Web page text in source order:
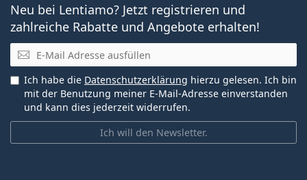
Neu bei Lentiamo? Jetzt registrieren und
zahlreiche Rabatte und Angebote erhalten!
E-Mail
Ich will den Newsletter.
Ich habe die Datenschutzerklärung hierzu gelesen. Ich bin
mit der Benutzung meiner E-Mail-Adresse einverstanden
und kann dies jederzeit widerrufen.